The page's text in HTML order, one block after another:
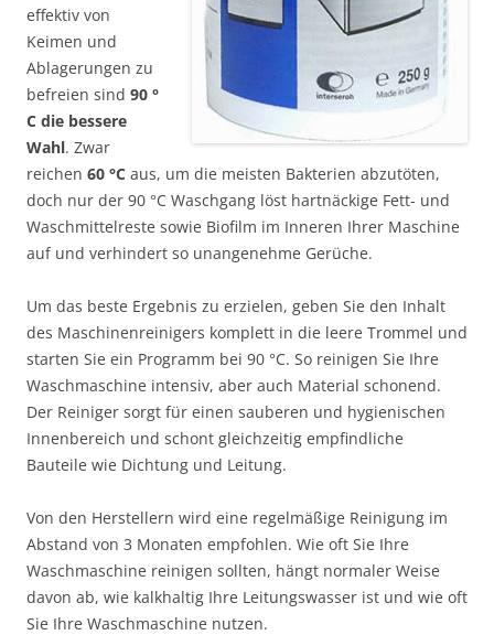
effektiv von
Keimen und
Ablagerungen zu
befreien sind 90 °
C die bessere
Wahl. Zwar
reichen 60 °C aus, um die meisten Bakterien abzutöten,
doch nur der 90 °C Waschgang löst hartnäckige Fett- und
Waschmittelreste sowie Biofilm im Inneren Ihrer Maschine
auf und verhindert so unangenehme Gerüche.
Um das beste Ergebnis zu erzielen, geben Sie den Inhalt
des Maschinenreinigers komplett in die leere Trommel und
starten Sie ein Programm bei 90 °C. So reinigen Sie Ihre
Waschmaschine intensiv, aber auch Material schonend.
Der Reiniger sorgt für einen sauberen und hygienischen
Innenbereich und schont gleichzeitig empfindliche
Bauteile wie Dichtung und Leitung.
Von den Herstellern wird eine regelmäßige Reinigung im
Abstand von 3 Monaten empfohlen. Wie oft Sie Ihre
Waschmaschine reinigen sollten, hängt normaler Weise
davon ab, wie kalkhaltig Ihre Leitungswasser ist und wie oft
Sie Ihre Waschmaschine nutzen.